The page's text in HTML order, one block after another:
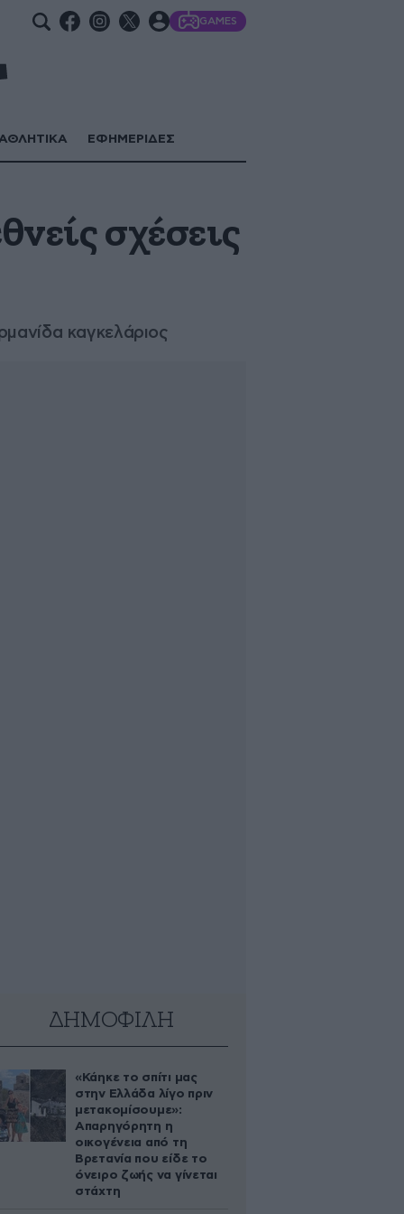
GAMES
ΕΦΗΜΕΡΙΔΕΣ
σχέσεις
καγκελάριος
ΔΗΜΟΦΙΛΗ
«Κάηκε το σπίτι μας
στην Ελλάδα λίγο πριν
μετακομίσουμε»:
Απαρηγόρητη η
οικογένεια από τη
Βρετανία που είδε το
όνειρο ζωής να γίνεται
στάχτη